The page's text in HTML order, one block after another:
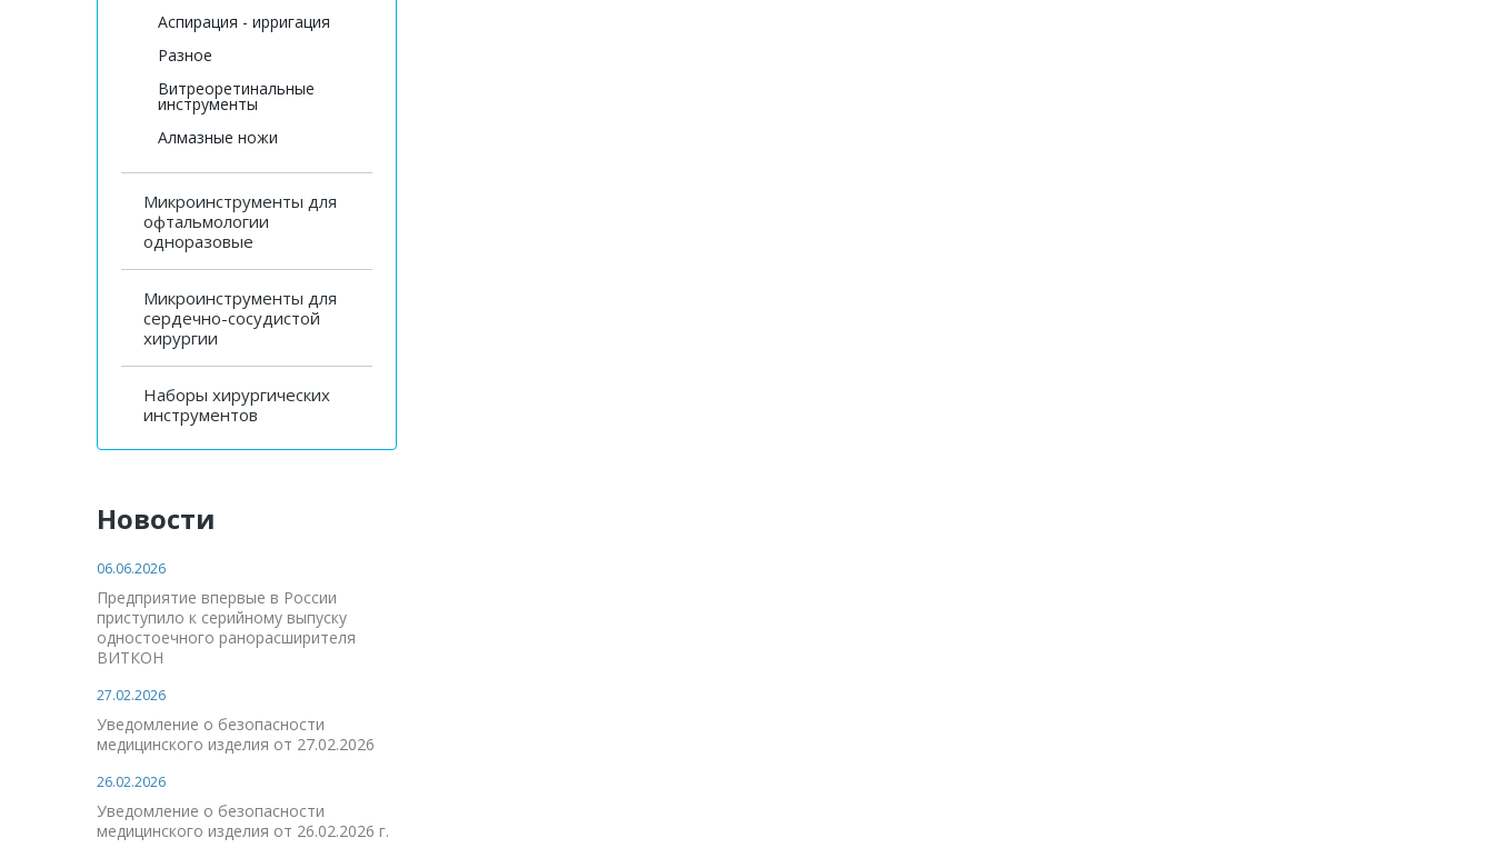
Аспирация - ирригация
Разное
Витреоретинальные
инструменты
Алмазные ножи
Микроинструменты для
офтальмологии
одноразовые
Микроинструменты для
сердечно-сосудистой
хирургии
Наборы хирургических
инструментов
Новости
06.06.2026
Предприятие впервые в России
приступило к серийному выпуску
одностоечного ранорасширителя
ВИТКОН
27.02.2026
Уведомление о безопасности
медицинского изделия от 27.02.2026
26.02.2026
Уведомление о безопасности
медицинского изделия от 26.02.2026 г.